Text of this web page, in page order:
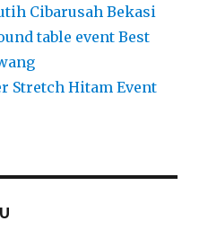
Cibarusah Bekasi
table event Best
Stretch Hitam Event